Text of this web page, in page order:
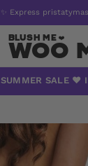
✨ Express pristatymas
Woo
SUMMER SALE ❤️